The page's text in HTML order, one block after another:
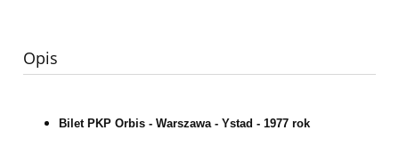
Opis
Bilet PKP Orbis - Warszawa - Ystad - 1977 rok